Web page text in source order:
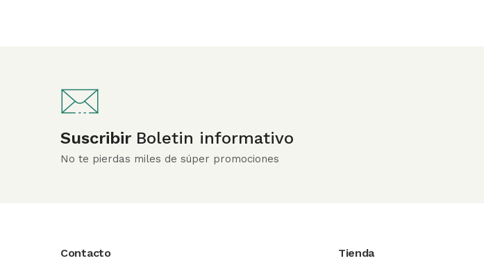
Suscribir Boletin informativo
No te pierdas miles de súper promociones
Contacto Tienda